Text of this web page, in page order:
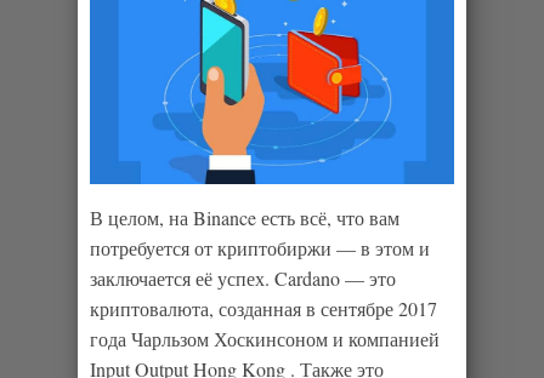
В целом, на Binance есть всё, что вам
потребуется от криптобиржи — в этом и
заключается её успех. Cardano — это
криптовалюта, созданная в сентябре 2017
года Чарльзом Хоскинсоном и компанией
Input Output Hong Kong . Также это